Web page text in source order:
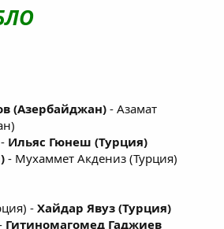
(Азербайджан) - Азамат
Ильяс Гюнеш (Турция)
- Мухаммет Акдениз (Турция)
- Хайдар Явуз (Турция)
Гитиномагомед Гаджиев